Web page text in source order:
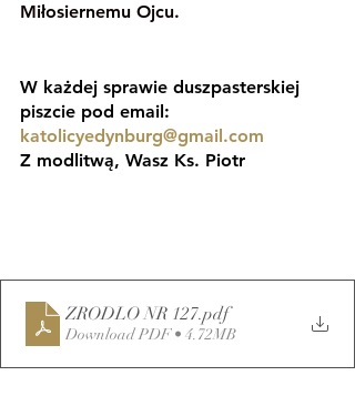
Miłosiernemu Ojcu.
W każdej sprawie duszpasterskiej
piszcie pod email:
katolicyedynburg@gmail.com
Z modlitwą, Wasz Ks. Piotr
ZRODLO NR 127.pdf
Download PDF • 4.72MB